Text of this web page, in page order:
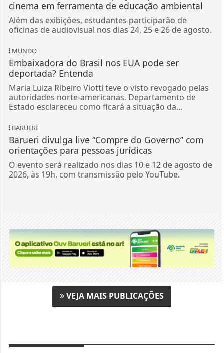
cinema em ferramenta de educação ambiental
Além das exibições, estudantes participarão de
oficinas de audiovisual nos dias 24, 25 e 26 de agosto.
MUNDO
Embaixadora do Brasil nos EUA pode ser
deportada? Entenda
Maria Luiza Ribeiro Viotti teve o visto revogado pelas
autoridades norte-americanas. Departamento de
Estado esclareceu como ficará a situação da...
BARUERI
Barueri divulga live “Compre do Governo” com
orientações para pessoas jurídicas
O evento será realizado nos dias 10 e 12 de agosto de
2026, às 19h, com transmissão pelo YouTube.
VEJA MAIS PUBLICAÇÕES